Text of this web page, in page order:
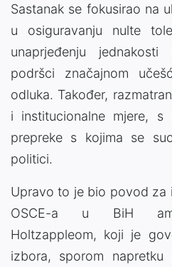
Sastanak se fokusirao na
u osiguravanju nulte
unaprjeđenju
podršci značajnom
odluka. Također,
i institucionalne mjere, s
prepreke s kojima se
politici.
Upravo to je bio povod za
OSCE-a u BiH
Holtzappleom, koji je
izbora, sporom napretku